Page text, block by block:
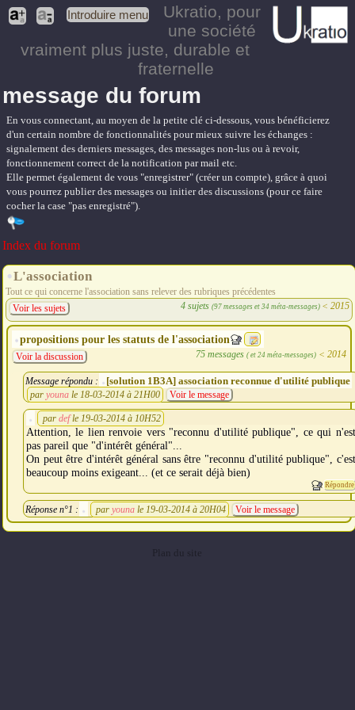
Introduire menu Ukratio, pour
une société
vraiment plus juste, durable et
fraternelle
message du forum
En vous connectant, au moyen de la petite clé ci-dessous, vous bénéficierez
d'un certain nombre de fonctionnalités pour mieux suivre les échanges :
signalement des derniers messages, des messages non-lus ou à revoir,
fonctionnement correct de la notification par mail etc.
Elle permet également de vous "enregistrer" (créer un compte), grâce à quoi
vous pourrez publier des messages ou initier des discussions (pour ce faire
cocher la case "pas enregistré").
Index du forum
L'association
Tout ce qui concerne l'association sans relever des rubriques précédentes
4 sujets (97 messages et 34 méta-messages) < 2015
Voir les sujets
propositions pour les statuts de l'association
75 messages ( et 24 méta-messages)< 2014
Voir la discussion
Message répondu : [solution 1B3A] association reconnue d'utilité publique
par youna le 18-03-2014 à 21H00 Voir le message
par def le 19-03-2014 à 10H52
Attention, le lien renvoie vers "reconnu d'utilité publique", ce qui n'est
pas pareil que "d'intérêt général"...
On peut être d'intérêt général sans être "reconnu d'utilité publique", c'est
beaucoup moins exigeant... (et ce serait déjà bien)
Répondre
Réponse n°1 : par youna le 19-03-2014 à 20H04 Voir le message
Plan du site